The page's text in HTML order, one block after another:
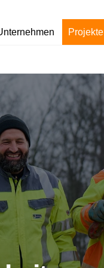
Projekte